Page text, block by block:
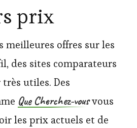
prix
meilleures offres sur les
des sites comparateurs
très utiles. Des
Que Cherchez-vousvous
les prix actuels et de